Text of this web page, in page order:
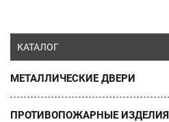
КАТАЛОГ
МЕТАЛЛИЧЕСКИЕ ДВЕРИ
ПРОТИВОПОЖАРНЫЕ ИЗДЕЛИЯ